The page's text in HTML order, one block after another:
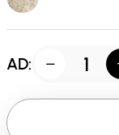
AD: